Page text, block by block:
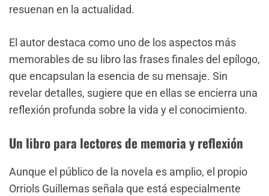
resuenan en la actualidad.
El autor destaca como uno de los aspectos más
memorables de su libro las frases finales del epílogo,
que encapsulan la esencia de su mensaje. Sin
revelar detalles, sugiere que en ellas se encierra una
reflexión profunda sobre la vida y el conocimiento.
Un libro para lectores de memoria y reflexión
Aunque el público de la novela es amplio, el propio
Orriols Guillemas señala que está especialmente